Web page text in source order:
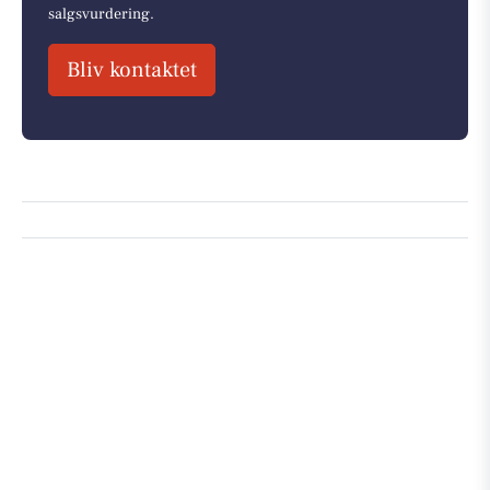
salgsvurdering.
Bliv kontaktet